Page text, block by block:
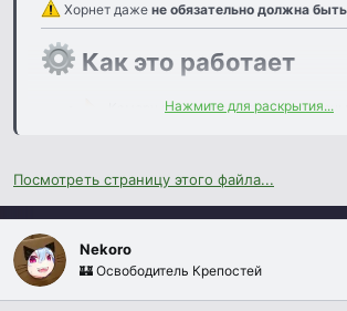
Хорнет дажене обязательно должна
Как это работает​
Камеру можно двигать, вводя
паузуили откройте инвентарь
Нажмите для раскрытия...
Посмотреть страницу этого файла...
Nekoro
🏰 Освободитель Крепостей